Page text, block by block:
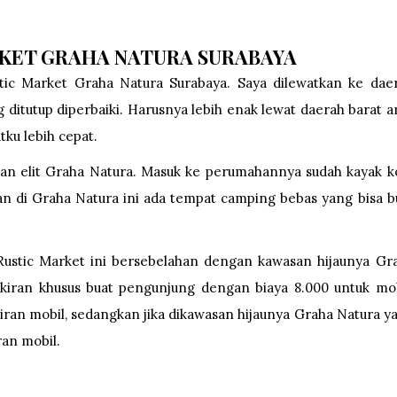
GRAHA NATURA SURABAYA
Market Graha Natura Surabaya. Saya dilewatkan ke
diperbaiki. Harusnya lebih enak lewat daerah barat
lebih cepat.
elit Graha Natura. Masuk ke perumahannya sudah kayak
di Graha Natura ini ada tempat camping bebas yang bisa
Market ini bersebelahan dengan kawasan hijaunya
khusus buat pengunjung dengan biaya 8.000 untuk
mobil, sedangkan jika dikawasan hijaunya Graha Natura
mobil.